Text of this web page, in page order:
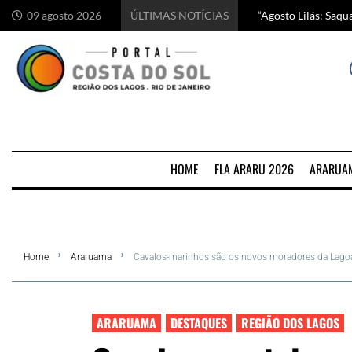
09 agosto 2026 ÚLTIMAS NOTÍCIAS “Agosto Lilás:
Começa hoje em
Chef italiano
5 motivos para
HOME FLA ARARU 2026
Home Araruama Cavalos-marinhos são os novos moradores da
ARARUAMA DESTAQUES REGIÃO DOS LAGOS